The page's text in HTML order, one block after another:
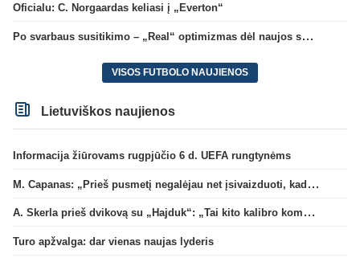
Oficialu: C. Norgaardas keliasi į „Everton“
Po svarbaus susitikimo – „Real“ optimizmas dėl naujos sutarties su Viniciumi
VISOS FUTBOLO NAUJIENOS
Lietuviškos naujienos
Informacija žiūrovams rugpjūčio 6 d. UEFA rungtynėms
M. Capanas: „Prieš pusmetį negalėjau net įsivaizduoti, kad žaisime prieš „Hajduk“
A. Skerla prieš dvikovą su „Hajduk“: „Tai kito kalibro komanda“
Turo apžvalga: dar vienas naujas lyderis